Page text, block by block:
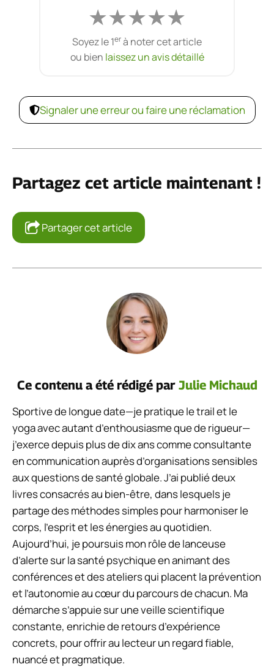
★★★★★
Soyez le 1erà noter cet article
ou bien laissez un avis détaillé
Signaler une erreur ou faire une réclamation
Partagez cet article maintenant !
Partager cet article
Ce contenu a été rédigé par Julie Michaud
Sportive de longue date—je pratique le trail et le
yoga avec autant d’enthousiasme que de rigueur—
j’exerce depuis plus de dix ans comme consultante
en communication auprès d’organisations sensibles
aux questions de santé globale. J’ai publié deux
livres consacrés au bien-être, dans lesquels je
partage des méthodes simples pour harmoniser le
corps, l’esprit et les énergies au quotidien.
Aujourd’hui, je poursuis mon rôle de lanceuse
d’alerte sur la santé psychique en animant des
conférences et des ateliers qui placent la prévention
et l’autonomie au cœur du parcours de chacun. Ma
démarche s’appuie sur une veille scientifique
constante, enrichie de retours d’expérience
concrets, pour offrir au lecteur un regard fiable,
nuancé et pragmatique.